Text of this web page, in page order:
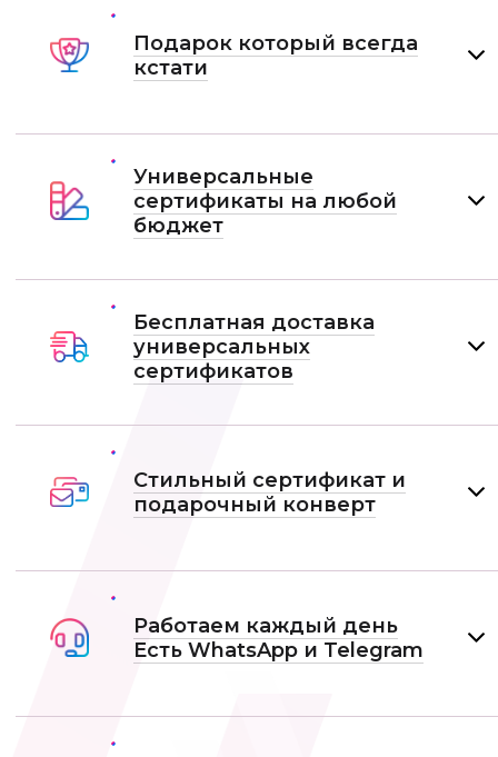
Подарок который всегда
кстати
Универсальные
сертификаты на любой
бюджет
Бесплатная доставка
универсальных
сертификатов
Стильный сертификат и
подарочный конверт
Работаем каждый день
Есть WhatsApp и Telеgram